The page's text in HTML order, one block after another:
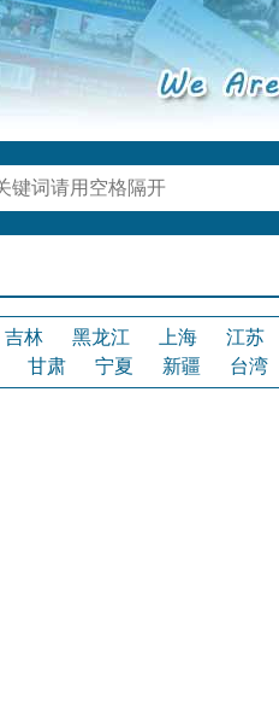
吉林 黑龙江 上海 江苏
甘肃 宁夏 新疆 台湾